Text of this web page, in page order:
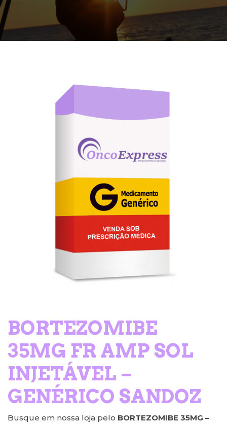
BORTEZOMIBE
35MG FR AMP SOL
INJETÁVEL –
GENÉRICO SANDOZ
Busque em nossa loja pelo BORTEZOMIBE 35MG –